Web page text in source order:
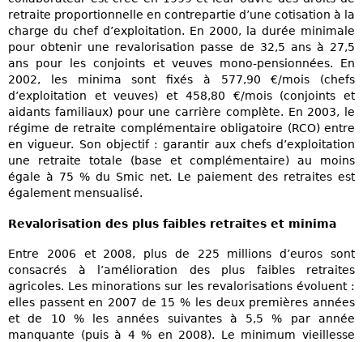
retraite proportionnelle en contrepartie d’une cotisation à la
charge du chef d’exploitation. En 2000, la durée minimale
pour obtenir une revalorisation passe de 32,5 ans à 27,5
ans pour les conjoints et veuves mono-pensionnées. En
2002, les minima sont fixés à 577,90 €/mois (chefs
d’exploitation et veuves) et 458,80 €/mois (conjoints et
aidants familiaux) pour une carrière complète. En 2003, le
régime de retraite complémentaire obligatoire (RCO) entre
en vigueur. Son objectif : garantir aux chefs d’exploitation
une retraite totale (base et complémentaire) au moins
égale à 75 % du Smic net. Le paiement des retraites est
également mensualisé.
Revalorisation des plus faibles retraites et minima
Entre 2006 et 2008, plus de 225 millions d’euros sont
consacrés à l’amélioration des plus faibles retraites
agricoles. Les minorations sur les revalorisations évoluent :
elles passent en 2007 de 15 % les deux premières années
et de 10 % les années suivantes à 5,5 % par année
manquante (puis à 4 % en 2008). Le minimum vieillesse